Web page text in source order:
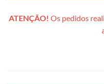
ATENÇÃO! Os pedidos